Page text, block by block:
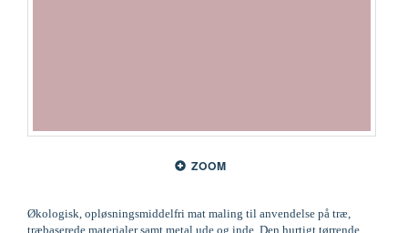
ZOOM
Økologisk, opløsningsmiddelfri mat maling til anvendelse på træ,
træbaserede materialer samt metal ude og inde. Den hurtigt tørrende